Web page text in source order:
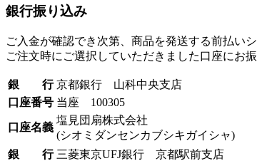
銀行振り込み
ご入金が確認でき次第、商品を発送する前払いシ
ご注文時にご選択していただきました口座にお振
銀 行 京都銀行 山科中央支店
口座番号 当座 100305
口座名義
塩見団扇株式会社
(シオミダンセンカブシキガイシャ)
銀 行 三菱東京UFJ銀行 京都駅前支店